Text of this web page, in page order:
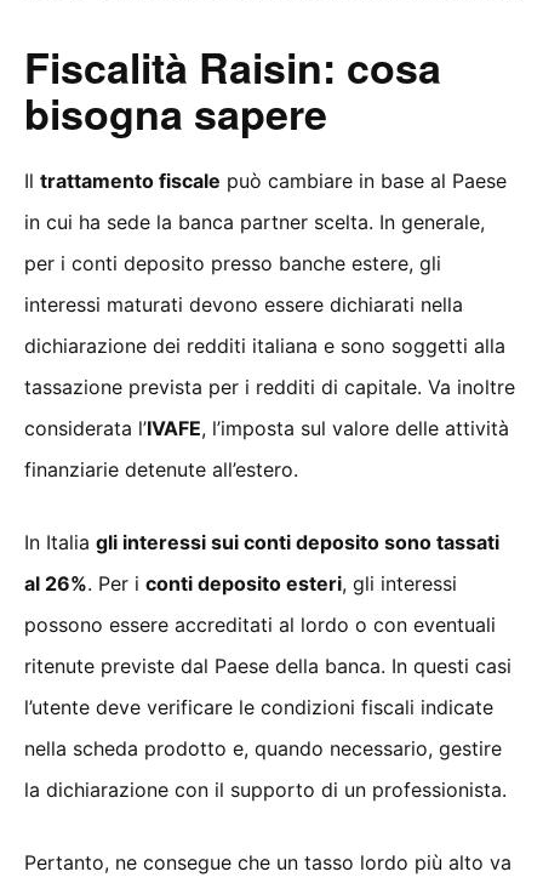
Fiscalità Raisin: cosa
bisogna sapere
Il trattamento fiscale può cambiare in base al Paese
in cui ha sede la banca partner scelta. In generale,
per i conti deposito presso banche estere, gli
interessi maturati devono essere dichiarati nella
dichiarazione dei redditi italiana e sono soggetti alla
tassazione prevista per i redditi di capitale. Va inoltre
considerata l’IVAFE, l’imposta sul valore delle attività
finanziarie detenute all’estero.
In Italia gli interessi sui conti deposito sono tassati
al 26%. Per i conti deposito esteri, gli interessi
possono essere accreditati al lordo o con eventuali
ritenute previste dal Paese della banca. In questi casi
l’utente deve verificare le condizioni fiscali indicate
nella scheda prodotto e, quando necessario, gestire
la dichiarazione con il supporto di un professionista.
Pertanto, ne consegue che un tasso lordo più alto va